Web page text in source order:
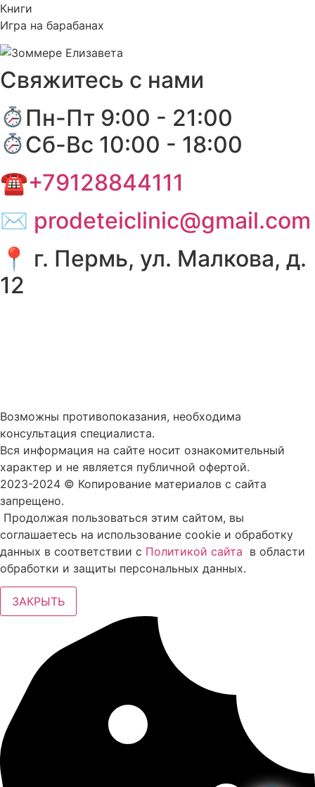
Книги
Игра на барабанах
Свяжитесь с нами
Пн-Пт 9:00 - 21:00
Сб-Вс 10:00 - 18:00
☎+79128844111
✉ prodeteiclinic@gmail.com
📍 г. Пермь, ул. Малкова, д.
12
Возможны противопоказания, необходима
консультация специалиста.
Вся информация на сайте носит ознакомительный
характер и не является публичной офертой.
2023-2024 © Копирование материалов с сайта
запрещено.
Продолжая пользоваться этим сайтом, вы
соглашаетесь на использование cookie и обработку
данных в соответствии с Политикой сайта в области
обработки и защиты персональных данных.
ЗАКРЫТЬ